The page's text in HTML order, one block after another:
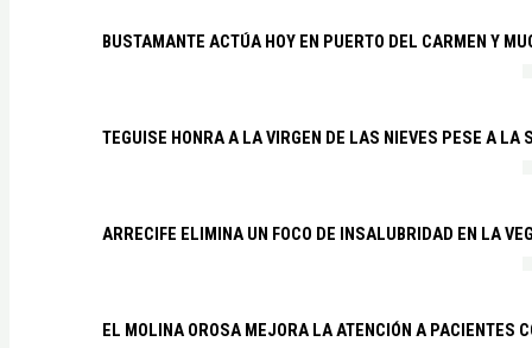
BUSTAMANTE ACTÚA HOY EN PUERTO DEL CARMEN Y
TEGUISE HONRA A LA VIRGEN DE LAS NIEVES PESE A LA
ARRECIFE ELIMINA UN FOCO DE INSALUBRIDAD EN LA
EL MOLINA OROSA MEJORA LA ATENCIÓN A PACIENTES